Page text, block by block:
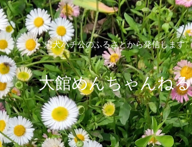
忠犬ハチ公のふるさとから発信します
大館めんちゃんねる